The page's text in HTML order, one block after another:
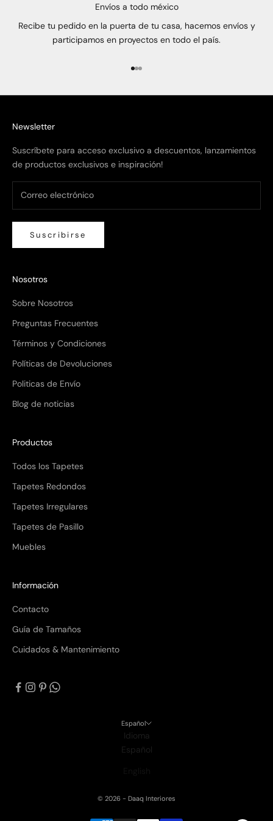
Envíos a todo méxico
Recibe tu pedido en la puerta de tu casa, hacemos envíos y
participamos en proyectos en todo el país.
Ir al artículo 1
Ir al artículo 2
Ir al artículo 3
Newsletter
Suscríbete para acceso exclusivo a descuentos, lanzamientos
de productos exclusivos e inspiración!
Suscribirse
Nosotros
Sobre Nosotros
Preguntas Frecuentes
Términos y Condiciones
Políticas de Devoluciones
Politicas de Envío
Blog de noticias
Productos
Todos los Tapetes
Tapetes Redondos
Tapetes Irregulares
Tapetes de Pasillo
Muebles
Información
Contacto
Guía de Tamaños
Cuidados & Mantenimiento
Español
Idioma
Español
© 2026 - Daaq Interiores